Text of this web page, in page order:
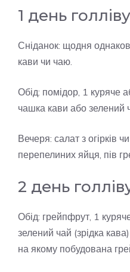
1 день
Сніданок: щодня
кави чи чаю.
Обід: помідор, 1 куряче
чашка кави або зелений
Вечеря: салат з огірків
перепелиних яйця, пів
2 день
Обід: грейпфрут, 1
зелений чай (зрідка
на якому побудована